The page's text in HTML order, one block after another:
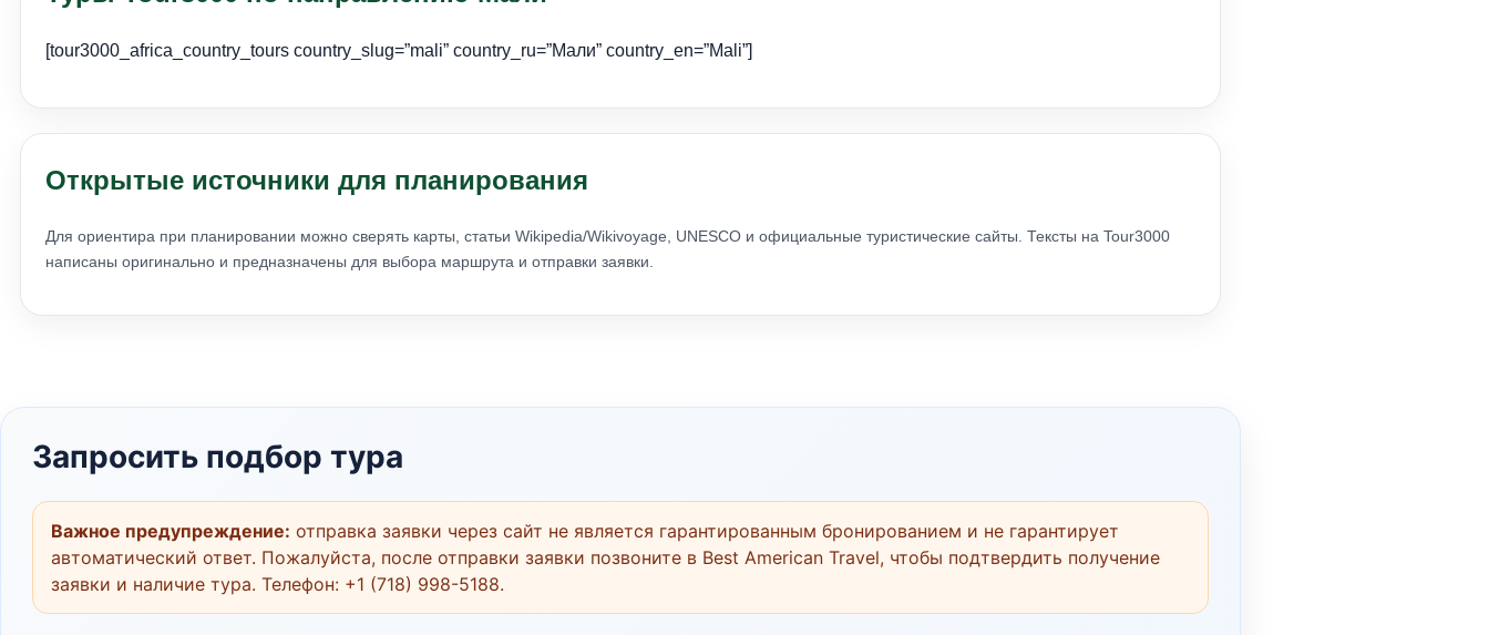
[tour3000_africa_country_tours country_slug=”mali” country_ru=”Мали” country_en=”Mali”]
Открытые источники для планирования
Для ориентира при планировании можно сверять карты, статьи Wikipedia/Wikivoyage, UNESCO и официальные туристические сайты. Тексты на Tour3000
написаны оригинально и предназначены для выбора маршрута и отправки заявки.
Запросить подбор тура
Важное предупреждение: отправка заявки через сайт не является гарантированным бронированием и не гарантирует
автоматический ответ. Пожалуйста, после отправки заявки позвоните в Best American Travel, чтобы подтвердить получение
заявки и наличие тура. Телефон: +1 (718) 998-5188.